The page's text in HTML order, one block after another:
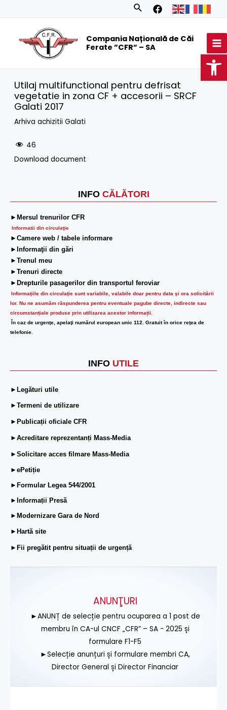
Search
Compania Națională de Căi
Ferate ”CFR” – SA
INFO CĂLĂTORI
►Mersul trenurilor CFR
Informatii din circulaţie
►Camere web / tabele informare
►Informaţii din gări
►Trenul meu
►Trenuri directe
►Drepturile pasagerilor din transportul feroviar
Informaţiile din circulaţie sunt variabile, valabile doar pentru data şi ora solicitării
lor. Nu ne asumăm răspunderea pentru eventuale pagube directe, indirecte sau
circumstanțiale produse prin utilizarea acestor informații.
În caz de urgenţe, apelaţi numărul european unic 112. Gratuit în orice reţea de
telefonie.
INFO UTILE
►Legături utile
►Termeni de utilizare
►Publicații oficiale CFR
►Acreditare reprezentanți Mass-Media
►Solicitare acces filmare Mass-Media
►ePetiție
►Formular Legea 544/2001
►Informații Presă
►Modernizare Gara de Nord
►Hartă site
►Fii pregătit pentru situații de urgență
Utilaj multifunctional pentru defrisat
vegetatie in zona CF + accesorii – SRCF
Galati 2017
Arhiva achizitii Galati
46
Download document
ANUNŢURI
►ANUNȚ de selecție pentru ocuparea a 1 post de
membru în CA-ul CNCF „CFR” – SA - 2025 și
formulare F1-F5
►Selecție anunțuri și formulare membri CA,
Director General și Director Financiar